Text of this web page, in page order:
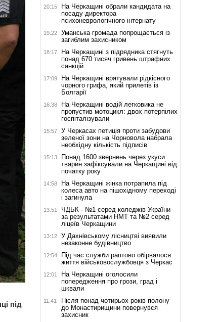
під
20:15
На Черкащині обрали кандидата на
посаду директора
психоневрологічного інтернату
19:22
Уманська громада попрощається із
загиблим захисником
18:17
На Черкащині з підрядника стягнуть
понад 670 тисяч гривень штрафних
санкцій
17:09
На Черкащині врятували рідкісного
чорного грифа, який прилетів із
Болгарії
16:38
На Черкащині водій легковика не
пропустив мотоцикл: двох потерпілих
госпіталізували
15:57
У Черкасах петиція проти забудови
зеленої зони на Чорновола набрала
необхідну кількість підписів
15:13
Понад 1600 звернень через укуси
тварин зафіксували на Черкащині від
початку року
14:58
На Черкащині жінка потрапила під
колеса авто на пішохідному переході
і загинула
13:51
ЧДБК - №1 серед коледжів України
за результатами НМТ та №2 серед
ліцеїв Черкащини
13:12
У Дахнівському лісництві виявили
незаконне будівництво
12:54
Під час служби раптово обірвалося
життя військовослужбовця з Черкас
12:01
На Черкащині оголосили
попередження про грози, град і
шквали
11:41
Після понад чотирьох років полону
до Монастирищини повернувся
захисник